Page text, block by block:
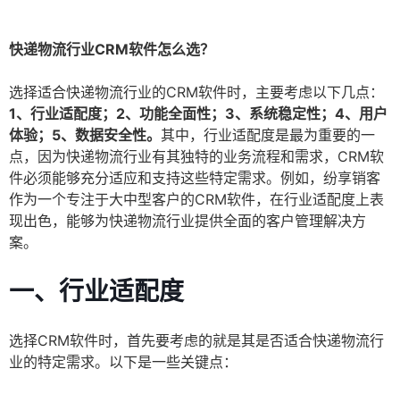
快递物流行业CRM软件怎么选？
选择适合快递物流行业的CRM软件时，主要考虑以下几点：
1、行业适配度；2、功能全面性；3、系统稳定性；4、用户
体验；5、数据安全性。 其中，行业适配度是最为重要的一
点，因为快递物流行业有其独特的业务流程和需求，CRM软
件必须能够充分适应和支持这些特定需求。例如，纷享销客
作为一个专注于大中型客户的CRM软件，在行业适配度上表
现出色，能够为快递物流行业提供全面的客户管理解决方
案。
一、行业适配度
选择CRM软件时，首先要考虑的就是其是否适合快递物流行
业的特定需求。以下是一些关键点：